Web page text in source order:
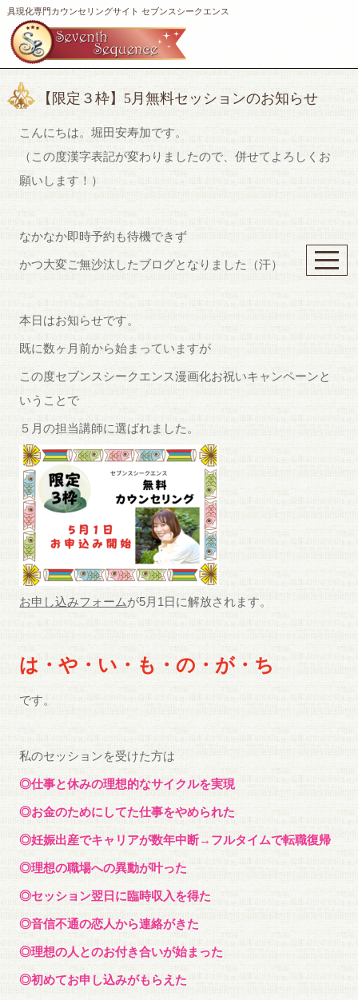
具現化専門カウンセリングサイト セブンスシークエンス
【限定３枠】5月無料セッションのお知らせ
こんにちは。堀田安寿加です。
（この度漢字表記が変わりましたので、併せてよろしくお
願いします！）
なかなか即時予約も待機できず
かつ大変ご無沙汰したブログとなりました（汗）
本日はお知らせです。
既に数ヶ月前から始まっていますが
この度セブンスシークエンス漫画化お祝いキャンペーンと
いうことで
５月の担当講師に選ばれました。
お申し込みフォームが5月1日に解放されます。
は・や・い・も・の・が・ち
です。
私のセッションを受けた方は
◎仕事と休みの理想的なサイクルを実現
◎お金のためにしてた仕事をやめられた
◎妊娠出産でキャリアが数年中断→フルタイムで転職復帰
◎理想の職場への異動が叶った
◎セッション翌日に臨時収入を得た
◎音信不通の恋人から連絡がきた
◎理想の人とのお付き合いが始まった
◎初めてお申し込みがもらえた